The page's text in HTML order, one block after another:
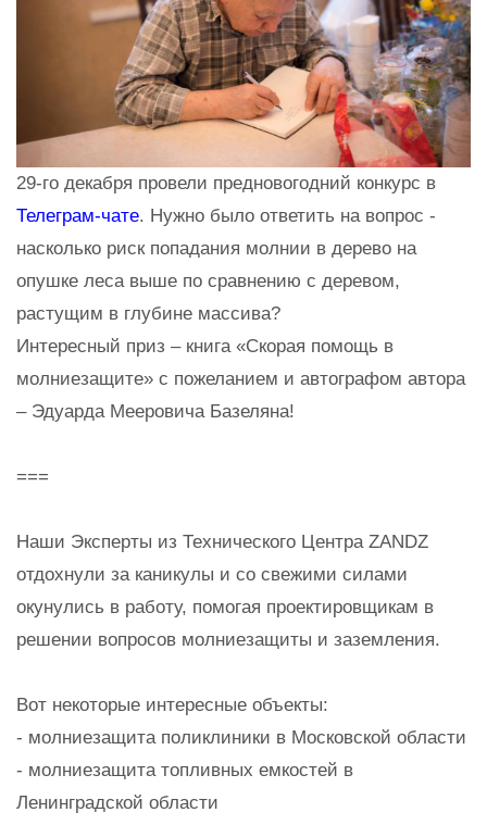
29-го декабря провели предновогодний конкурс в
Телеграм-чате. Нужно было ответить на вопрос -
насколько риск попадания молнии в дерево на
опушке леса выше по сравнению с деревом,
растущим в глубине массива?
Интересный приз – книга «Скорая помощь в
молниезащите» с пожеланием и автографом автора
– Эдуарда Мееровича Базеляна!
===
Наши Эксперты из Технического Центра ZANDZ
отдохнули за каникулы и со свежими силами
окунулись в работу, помогая проектировщикам в
решении вопросов молниезащиты и заземления.
Вот некоторые интересные объекты:
- молниезащита поликлиники в Московской области
- молниезащита топливных емкостей в
Ленинградской области